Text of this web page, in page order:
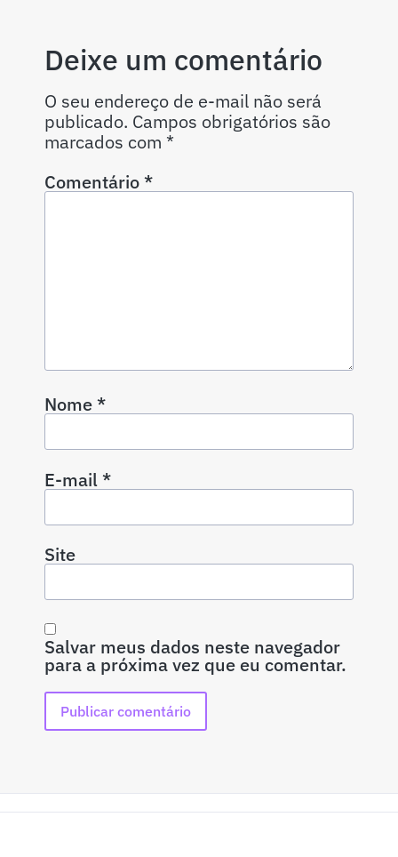
Deixe um comentário
O seu endereço de e-mail não será
publicado. Campos obrigatórios são
marcados com *
Comentário*
Nome*
E-mail*
Site
Salvar meus dados neste navegador
para a próxima vez que eu comentar.